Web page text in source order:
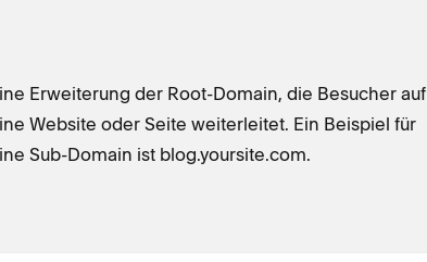
Erweiterung der Root-Domain, die Besucher auf
Website oder Seite weiterleitet. Ein Beispiel für
Sub-Domain ist blog.yoursite.com.